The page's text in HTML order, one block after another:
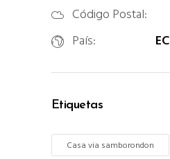
Código Postal:
País:
EC
Etiquetas
Casa via samborondon